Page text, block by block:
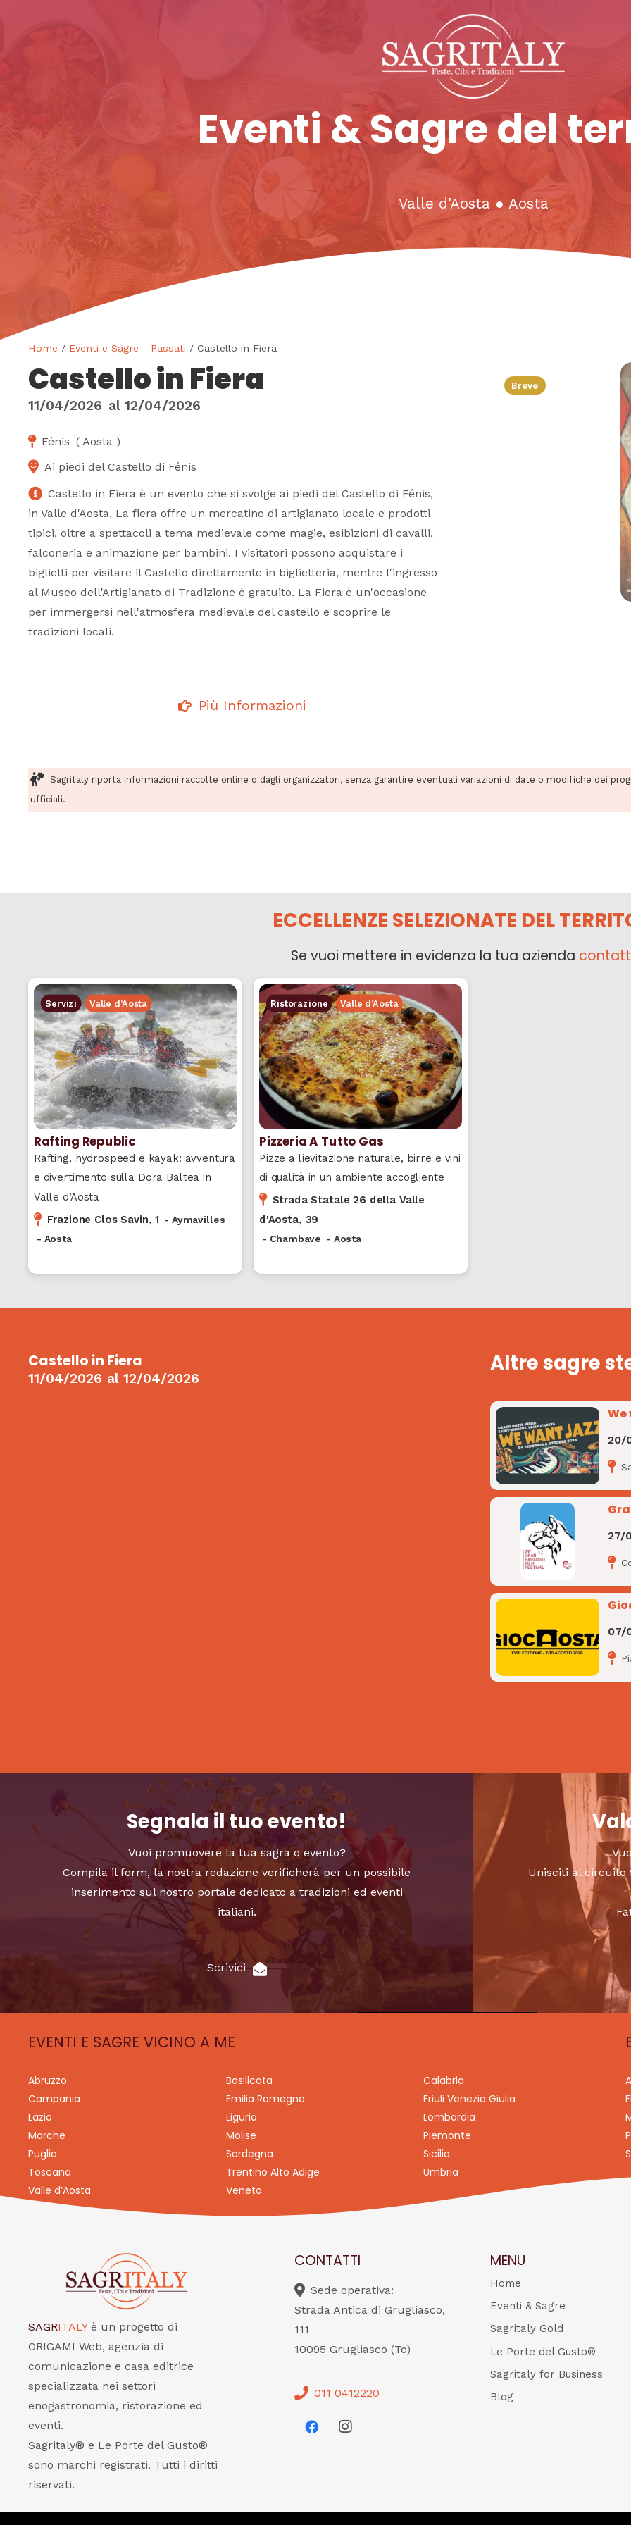
Eventi & Sagre del
Valle d'Aosta ● Aosta
Home / Eventi e Sagre - Passati / Castello in Fiera
Castello in Fiera
11/04/2026 al 12/04/2026
Fénis ( Aosta )
Ai piedi del Castello di Fénis
Castello in Fiera è un evento che si svolge ai piedi del Castello di Fénis,
in Valle d'Aosta. La fiera offre un mercatino di artigianato locale e prodotti
tipici, oltre a spettacoli a tema medievale come magie, esibizioni di cavalli,
falconeria e animazione per bambini. I visitatori possono acquistare i
biglietti per visitare il Castello direttamente in biglietteria, mentre l'ingresso
al Museo dell'Artigianato di Tradizione è gratuito. La Fiera è un'occasione
per immergersi nell'atmosfera medievale del castello e scoprire le
tradizioni locali.
Breve
Più Informazioni
Sagritaly riporta informazioni raccolte online o dagli organizzatori, senza garantire eventuali variazioni di date o modifiche dei
ufficiali.
ECCELLENZE SELEZIONATE DEL
Se vuoi mettere in evidenza la tua azienda
Servizi Valle d’Aosta
Rafting Republic
Rafting, hydrospeed e kayak: avventura
e divertimento sulla Dora Baltea in
Valle d’Aosta
Frazione Clos Savin, 1 - Aymavilles
- Aosta
Ristorazione Valle d’Aosta
Pizzeria A Tutto Gas
Pizze a lievitazione naturale, birre e vini
di qualità in un ambiente accogliente
Strada Statale 26 della Valle
d'Aosta, 39
- Chambave - Aosta
Castello in Fiera
11/04/2026 al 12/04/2026
Altre sagre
We
20/
27/
07/
Segnala il tuo evento!
Vuoi promuovere la tua sagra o evento?
Compila il form, la nostra redazione verificherà per un possibile
inserimento sul nostro portale dedicato a tradizioni ed eventi
italiani.
Scrivici
Unisciti al circuito
EVENTI E SAGRE VICINO A ME
Abruzzo Basilicata
Calabria
Campania
Emilia Romagna
Friuli Venezia Giulia
Lazio
Liguria
Lombardia
Marche
Molise
Piemonte
Puglia
Sardegna
Sicilia
Toscana
Trentino Alto Adige
Umbria
Valle d’Aosta
Veneto
SAGRITALY è un progetto di
ORIGAMI Web, agenzia di
comunicazione e casa editrice
specializzata nei settori
enogastronomia, ristorazione ed
eventi.
Sagritaly® e Le Porte del Gusto®
sono marchi registrati. Tutti i diritti
riservati.
CONTATTI
Sede operativa:
Strada Antica di Grugliasco,
111
10095 Grugliasco (To)
011 0412220
MENU
Home
Eventi & Sagre
Sagritaly Gold
Le Porte del Gusto®
Sagritaly for Business
Blog